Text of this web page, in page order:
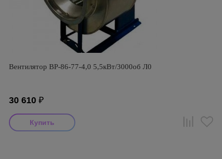
Вентилятор ВР-86-77-4,0 5,5кВт/3000об Л0
30 610 ₽